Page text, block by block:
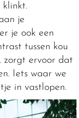
klinkt.
je
je ook een
tussen kou
zorgt ervoor dat
Iets waar we
in vastlopen.